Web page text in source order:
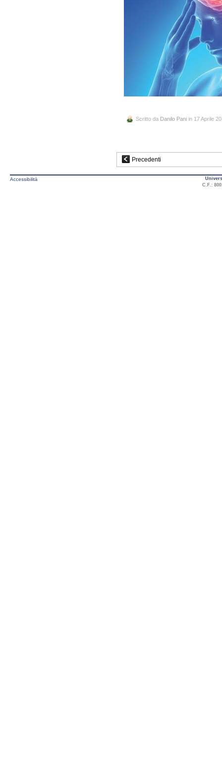
Scritto da Danilo Pani in 17 Aprile
Precedenti
Accessibilità
C.F.: